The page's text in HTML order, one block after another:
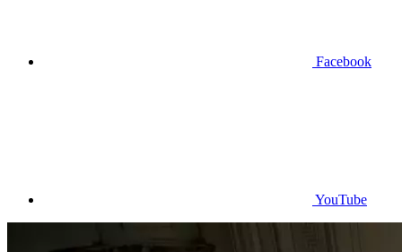
Facebook
YouTube